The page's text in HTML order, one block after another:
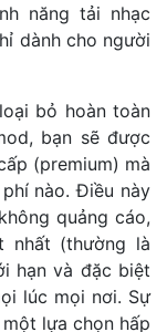
năng tải nhạc
dành cho người
bỏ hoàn toàn
bạn sẽ được
(premium) mà
nào. Điều này
quảng cáo,
nhất (thường là
hạn và đặc biệt
lúc mọi nơi. Sự
lựa chọn hấp